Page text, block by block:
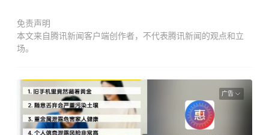
免责声明
本文来自腾讯新闻客户端创作者，不代表腾讯新闻的观点和立
场。
广告